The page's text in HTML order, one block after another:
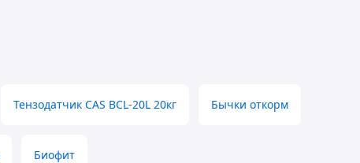
Тензодатчик CAS BCL-20L 20кг Бычки откорм
Биофит